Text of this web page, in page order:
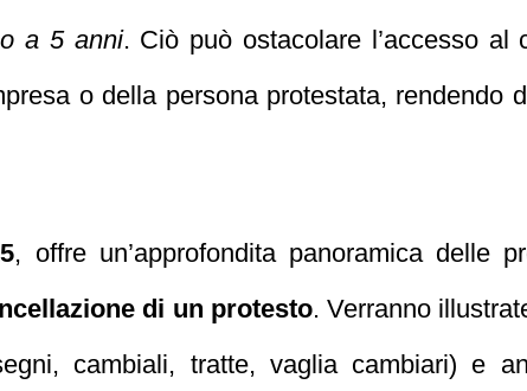
a 5 anni. Ciò può ostacolare l’accesso al
o della persona protestata, rendendo
, offre un’approfondita panoramica delle
di un protesto. Verranno
cambiali, tratte, vaglia cambiari) e